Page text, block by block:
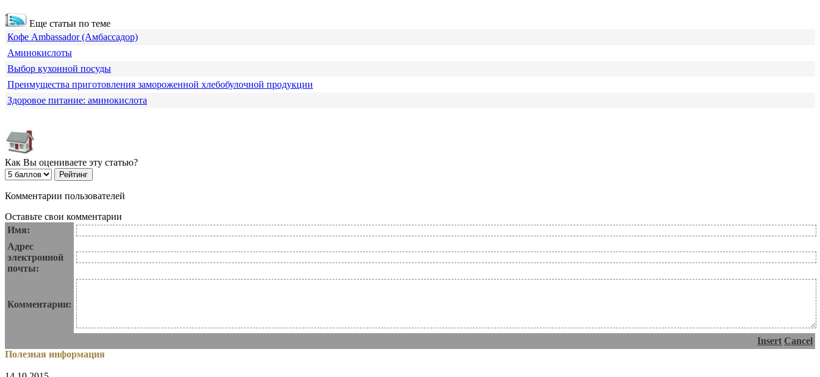
Еще статьи по теме
Кофе Ambassador (Амбассадор)
Аминокислоты
Выбор кухонной посуды
Преимущества приготовления замороженной хлебобулочной продукции
Здоровое питание: аминокислота
Как Вы оцениваете эту статью?
Комментарии пользователей
Оставьте свои комментарии
Имя:
Адрес
электронной
почты:
Комментарии:
Insert Cancel
Полезная информация